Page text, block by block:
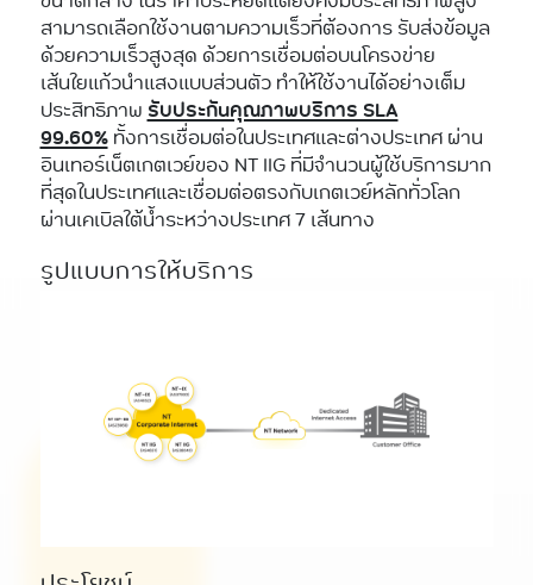
สามารถเลือกใช้งานตามความเร็วที่ต้องการ รับส่งข้อมูล
ด้วยความเร็วสูงสุด ด้วยการเชื่อมต่อบนโครงข่าย
เส้นใยแก้วนำแสงแบบส่วนตัว ทำให้ใช้งานได้อย่างเต็ม
ประสิทธิภาพ รับประกันคุณภาพบริการ SLA
99.60%ทั้งการเชื่อมต่อในประเทศและต่างประเทศ ผ่าน
อินเทอร์เน็ตเกตเวย์ของ NT IIG ที่มีจำนวนผู้ใช้บริการมาก
ที่สุดในประเทศและเชื่อมต่อตรงกับเกตเวย์หลักทั่วโลก
ผ่านเคเบิลใต้น้ำระหว่างประเทศ 7 เส้นทาง
รูปแบบการให้บริการ